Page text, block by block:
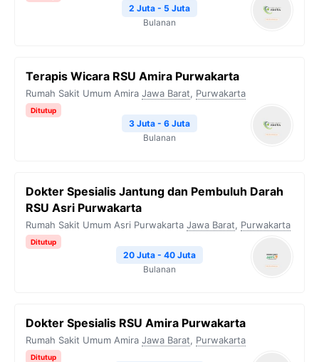
2 Juta - 5 Juta
Bulanan
Terapis Wicara RSU Amira Purwakarta
Rumah Sakit Umum Amira Jawa Barat, Purwakarta
Ditutup
3 Juta - 6 Juta
Bulanan
Dokter Spesialis Jantung dan Pembuluh Darah
RSU Asri Purwakarta
Rumah Sakit Umum Asri Purwakarta Jawa Barat, Purwakarta
Ditutup
20 Juta - 40 Juta
Bulanan
Dokter Spesialis RSU Amira Purwakarta
Rumah Sakit Umum Amira Jawa Barat, Purwakarta
Ditutup